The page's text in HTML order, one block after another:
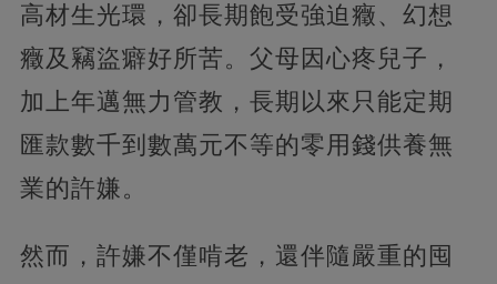
高材生光環，卻長期飽受強迫癥、幻想
癥及竊盜癖好所苦。父母因心疼兒子，
加上年邁無力管教，長期以來只能定期
匯款數千到數萬元不等的零用錢供養無
業的許嫌。
然而，許嫌不僅啃老，還伴隨嚴重的囤